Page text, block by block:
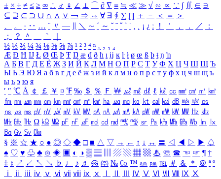
± × ÷ ≠ ≤ ≥ ∞ ∴ ♂ ♀ ∠ ⊥ ⌒ ∂ ∇ ≡ ≒ ≪ ≫ √ ∽ ∝ ∵ ∫ ∬ ∈ ∋
⊆ ⊇ ⊂ ⊃ ∪ ∩ ∧ ∨ ￢ ⇒ ⇔ ∀ ∃ ∮ ∑ ∏ ＋ － ＜ ＝
＞
、
。 · ‥ … ¨ 〃 ― ＼ ∼ ´ ～ ˇ ˘ ˝ ˚ ˙ ¸ ¡ ¿ ː ！ ＇ ， ． ／
：
；
？ ＾ ｀
½ ⅓ ⅔ ¼ ¾ ⅛ ⅜ ⅝ ⅞ ¹ ² ³ ⁴ ⁿ ₁ ₂ ₃ ₄
Æ Ð Ħ Ĳ Ł Ø Œ Þ Ŧ Ŋ æ đ ð ħ ı ĳ ĸ ŀ ł ø œ ß þ ŧ ŋ ŉ
А Б В Г Д Е Ё Ж З И Й К Л М Н О П Р С Т У Ф Х Ц Ч Ш Щ Ъ
Ы Ь Э Ю Я а б в г д е ё ж з и й к л м н о п р с т у ф х ц ч ш щ ъ
ы ь э ю я
′ ″ ℃ Å ￠ ￡ ￥ ¤ ℉ ‰ ＄ ％ Ｆ ￦ ㎕ ㎖ ㎗ ℓ ㎘ ㏄ ㎣ ㎤ ㎥ ㎦
㎙ ㎚ ㎛ ㎜ ㎝ ㎞ ㎟ ㎠ ㎡ ㎢ ㏊ ㎍ ㎎ ㎏ ㏏ ㎈ ㎉ ㏈ ㎧ ㎨ ㎰
㎱ ㎲ ㎳ ㎴ ㎵ ㎶ ㎷ ㎸ ㎹ ㎀ ㎁ ㎂ ㎃ ㎄ ㎺ ㎻ ㎽ ㎾ ㎿ ㎐ ㎑
㎒ ㎓ ㎔ Ω ㏀ ㏁ ㎊ ㎋ ㎌ ㏖ ㏅ ㎭ ㎮ ㎯ ㏛ ㎩ ㎪ ㎫ ㎬ ㏝ ㏐
㏓
㏃ ㏉ ㏜ ㏆
§ ※ ☆ ★ ○ ● ◎ ◇ ◆ □ ■ △ ▽ → ← ↑ ↓ ↔ 〓 ◁ ◀ ▷ ▶ ♤
♠ ♡ ♥ ♧ ♣ ⊙ ◈ ▣ ◐ ◑ ▒ ▤ ▨ ▧ ▦ ▩ ♨ ☏ ☎ ☜ ☞ ¶ †
‡ ↕ ↗ ↙ ↖ ↘ ♭ ♩ ♪ ♬ ㉿ ㈜ № ㏇ ™ ㏂ ㏘ ℡ ＃ ＆ ＊ ＠ ª º
ⅰ
ⅱ ⅲ ⅳ ⅴ ⅵ ⅶ ⅷ ⅸ ⅹ Ⅳ Ⅴ Ⅵ Ⅶ Ⅷ Ⅸ Ⅹ